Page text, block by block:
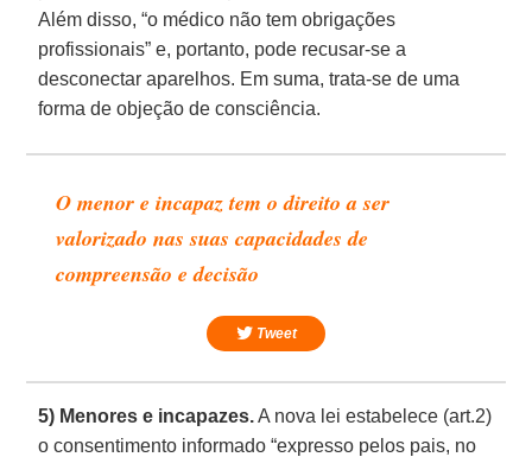
Além disso, “o médico não tem obrigações
profissionais” e, portanto, pode recusar-se a
desconectar aparelhos. Em suma, trata-se de uma
forma de objeção de consciência.
O menor e incapaz tem o direito a ser
valorizado nas suas capacidades de
compreensão e decisão
Tweet
5) Menores e incapazes.A nova lei estabelece (art.2)
o consentimento informado “expresso pelos pais, no